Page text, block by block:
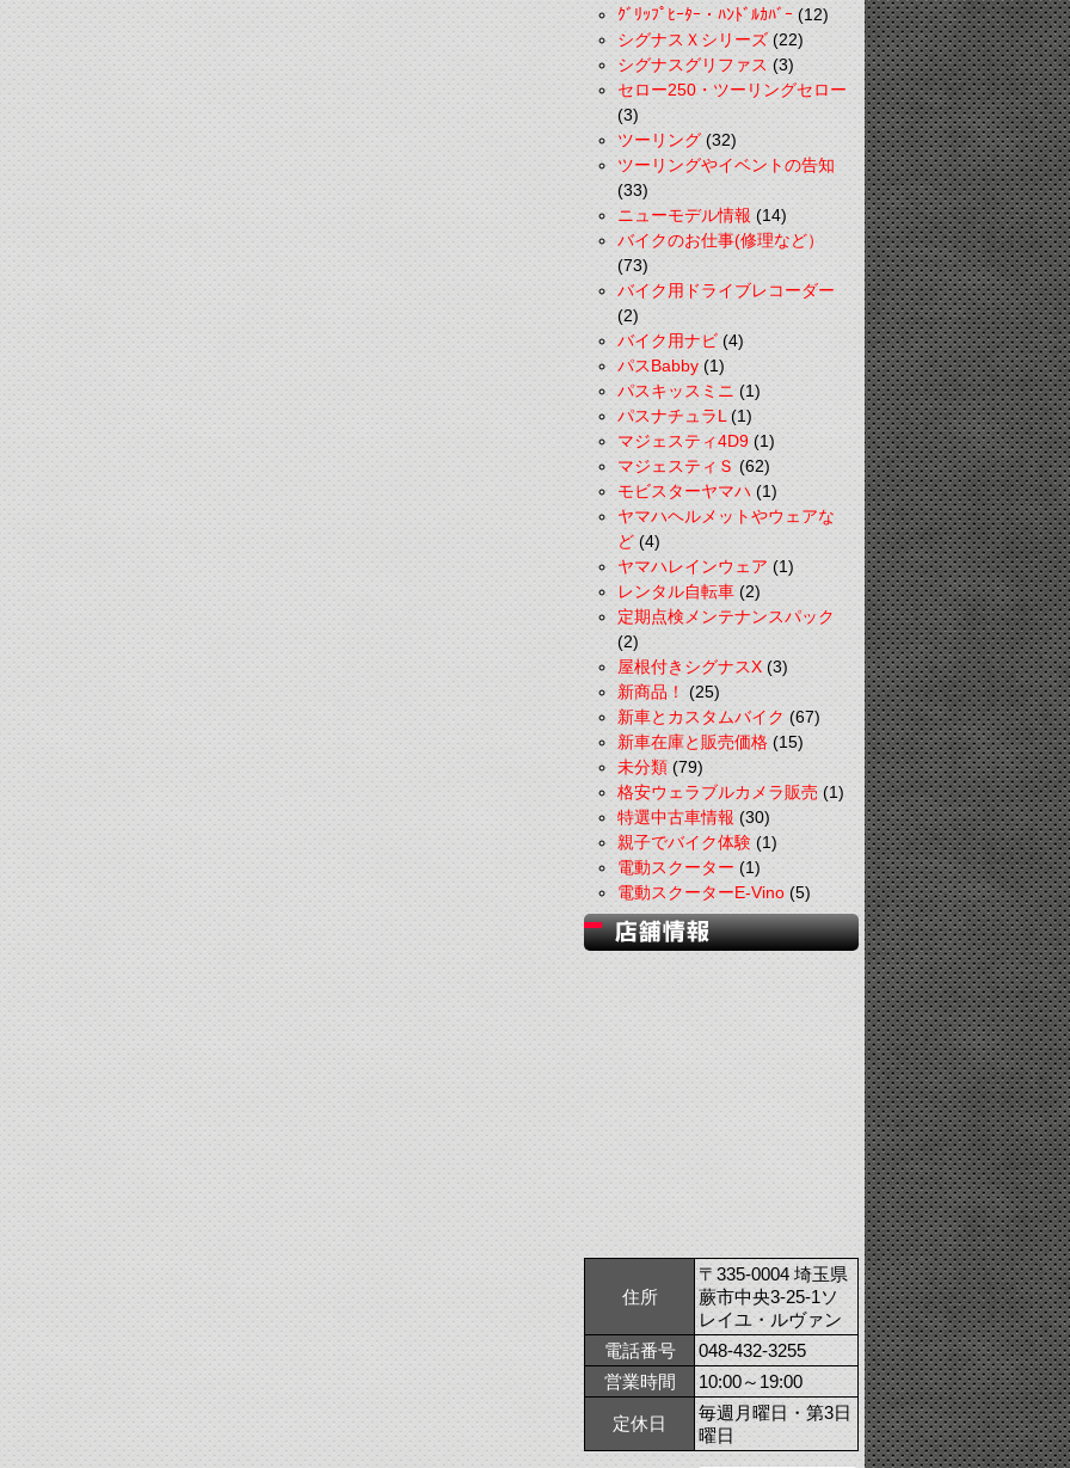
ｸﾞﾘｯﾌﾟﾋｰﾀｰ・ﾊﾝﾄﾞﾙｶﾊﾞｰ(12)
シグナスＸシリーズ(22)
シグナスグリファス(3)
セロー250・ツーリングセロー
(3)
ツーリング(32)
ツーリングやイベントの告知
(33)
ニューモデル情報(14)
バイクのお仕事(修理など）
(73)
バイク用ドライブレコーダー
(2)
バイク用ナビ(4)
パスBabby(1)
パスキッスミニ(1)
パスナチュラL(1)
マジェスティ4D9(1)
マジェスティＳ(62)
モビスターヤマハ(1)
ヤマハヘルメットやウェアな
ど(4)
ヤマハレインウェア(1)
レンタル自転車(2)
定期点検メンテナンスパック
(2)
屋根付きシグナスX(3)
新商品！(25)
新車とカスタムバイク(67)
新車在庫と販売価格(15)
未分類(79)
格安ウェラブルカメラ販売(1)
特選中古車情報(30)
親子でバイク体験(1)
電動スクーター(1)
電動スクーターE-Vino(5)
住所
〒335-0004 埼玉県
蕨市中央3-25-1ソ
レイユ・ルヴァン
電話番号
048-432-3255
営業時間
10:00～19:00
定休日
毎週月曜日・第3日
曜日